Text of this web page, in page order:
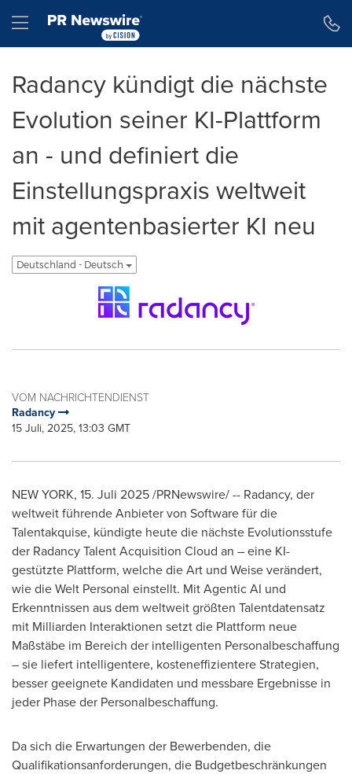
Hamburger menu
Radancy kündigt die nächste
Evolution seiner KI-Plattform
an - und definiert die
Einstellungspraxis weltweit
mit agentenbasierter KI neu
Deutschland - Deutsch
VOM NACHRICHTENDIENST
Radancy
15 Juli, 2025, 13:03 GMT
NEW YORK, 15. Juli 2025/PRNewswire/ -- Radancy, der
weltweit führende Anbieter von Software für die
Talentakquise, kündigte heute die nächste Evolutionsstufe
der Radancy Talent Acquisition Cloud an – eine KI-
gestützte Plattform, welche die Art und Weise verändert,
wie die Welt Personal einstellt. Mit Agentic AI und
Erkenntnissen aus dem weltweit größten Talentdatensatz
mit Milliarden Interaktionen setzt die Plattform neue
Maßstäbe im Bereich der intelligenten Personalbeschaffung
– sie liefert intelligentere, kosteneffizientere Strategien,
besser geeignete Kandidaten und messbare Ergebnisse in
jeder Phase der Personalbeschaffung.
Da sich die Erwartungen der Bewerbenden, die
Qualifikationsanforderungen, die Budgetbeschränkungen